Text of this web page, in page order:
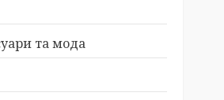
та мода